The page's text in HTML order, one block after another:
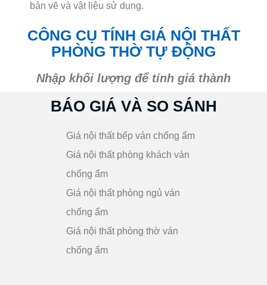
bản vẽ và vật liệu sử dụng.
CÔNG CỤ TÍNH GIÁ NỘI THẤT
PHÒNG THỜ TỰ ĐỘNG
Nhập khối lượng để tính giá thành
BÁO GIÁ VÀ SO SÁNH
Giá nội thất bếp ván chống ẩm
Giá nội thất phòng khách ván
chống ẩm
Giá nội thất phòng ngủ ván
chống ẩm
Giá nội thất phòng thờ ván
chống ẩm